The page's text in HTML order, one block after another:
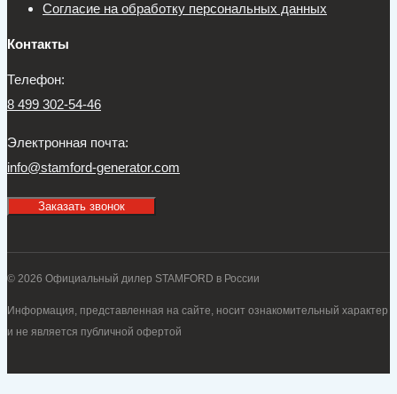
Согласие на обработку персональных данных
Контакты
Телефон:
8 499 302-54-46
Электронная почта:
info@stamford-generator.com
Заказать звонок
© 2026 Официальный дилер STAMFORD в России
Информация, представленная на сайте, носит ознакомительный характер
и не является публичной офертой